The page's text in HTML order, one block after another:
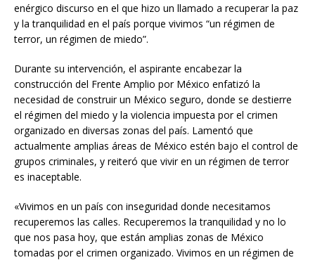
enérgico discurso en el que hizo un llamado a recuperar la paz
y la tranquilidad en el país porque vivimos “un régimen de
terror, un régimen de miedo”.
Durante su intervención, el aspirante encabezar la
construcción del Frente Amplio por México enfatizó la
necesidad de construir un México seguro, donde se destierre
el régimen del miedo y la violencia impuesta por el crimen
organizado en diversas zonas del país. Lamentó que
actualmente amplias áreas de México estén bajo el control de
grupos criminales, y reiteró que vivir en un régimen de terror
es inaceptable.
«Vivimos en un país con inseguridad donde necesitamos
recuperemos las calles. Recuperemos la tranquilidad y no lo
que nos pasa hoy, que están amplias zonas de México
tomadas por el crimen organizado. Vivimos en un régimen de